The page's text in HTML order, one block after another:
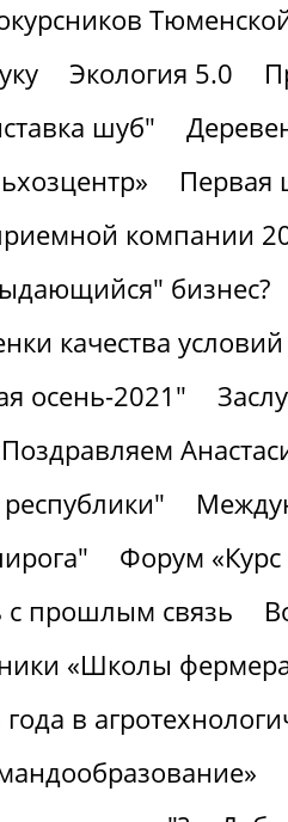
Экология 5.0
шуб"
Первая
компании
бизнес?
качества
осень-2021"
Поздравляем
Форум «Курс
с прошлым связь
«Школы
в